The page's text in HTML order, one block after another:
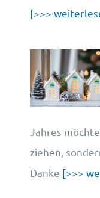
[>>>
Jahres
ziehen,
Danke [>>>